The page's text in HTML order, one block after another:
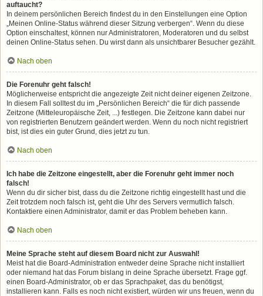
auftaucht?
In deinem persönlichen Bereich findest du in den Einstellungen eine Option
„Meinen Online-Status während dieser Sitzung verbergen“. Wenn du diese
Option einschaltest, können nur Administratoren, Moderatoren und du selbst
deinen Online-Status sehen. Du wirst dann als unsichtbarer Besucher gezählt.
Nach oben
Die Forenuhr geht falsch!
Möglicherweise entspricht die angezeigte Zeit nicht deiner eigenen Zeitzone.
In diesem Fall solltest du im „Persönlichen Bereich“ die für dich passende
Zeitzone (Mitteleuropäische Zeit, ...) festlegen. Die Zeitzone kann dabei nur
von registrierten Benutzern geändert werden. Wenn du noch nicht registriert
bist, ist dies ein guter Grund, dies jetzt zu tun.
Nach oben
Ich habe die Zeitzone eingestellt, aber die Forenuhr geht immer noch
falsch!
Wenn du dir sicher bist, dass du die Zeitzone richtig eingestellt hast und die
Zeit trotzdem noch falsch ist, geht die Uhr des Servers vermutlich falsch.
Kontaktiere einen Administrator, damit er das Problem beheben kann.
Nach oben
Meine Sprache steht auf diesem Board nicht zur Auswahl!
Meist hat die Board-Administration entweder deine Sprache nicht installiert
oder niemand hat das Forum bislang in deine Sprache übersetzt. Frage ggf.
einen Board-Administrator, ob er das Sprachpaket, das du benötigst,
installieren kann. Falls es noch nicht existiert, würden wir uns freuen, wenn du